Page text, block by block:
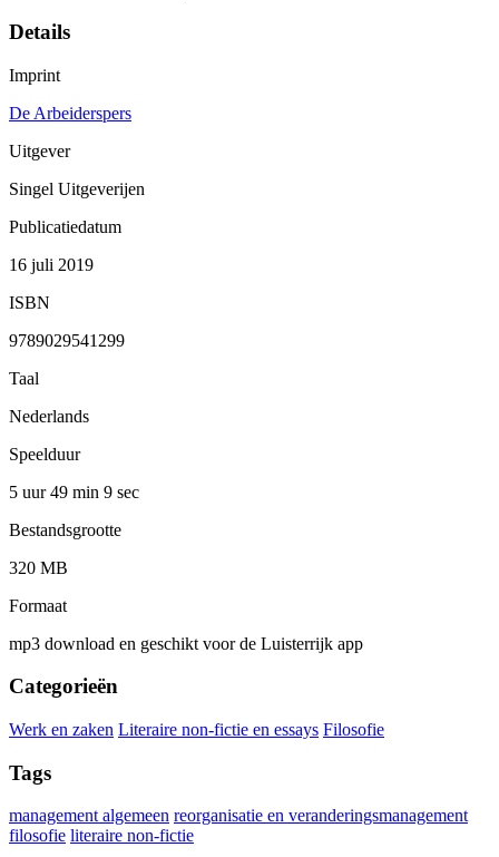
Details
Imprint
De Arbeiderspers
Uitgever
Singel Uitgeverijen
Publicatiedatum
16 juli 2019
ISBN
9789029541299
Taal
Nederlands
Speelduur
5 uur 49 min 9 sec
Bestandsgrootte
320 MB
Formaat
mp3 download en geschikt voor de Luisterrijk app
Categorieën
Werk en zaken Literaire non-fictie en essays Filosofie
Tags
management algemeen reorganisatie en veranderingsmanagement
filosofie literaire non-fictie